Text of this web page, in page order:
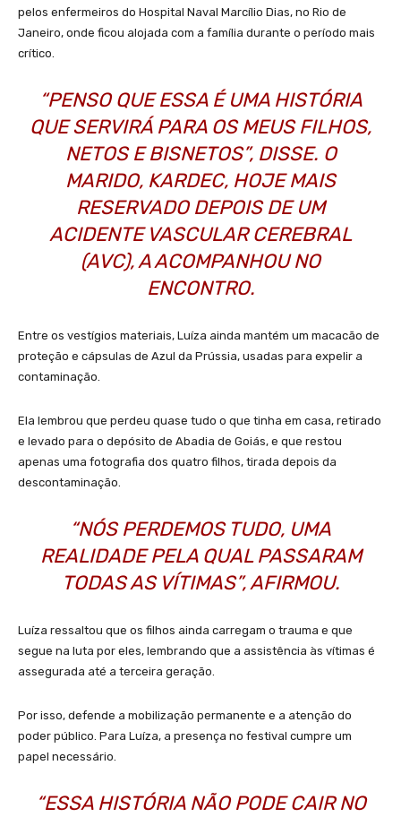
pelos enfermeiros do Hospital Naval Marcílio Dias, no Rio de
Janeiro, onde ficou alojada com a família durante o período mais
crítico.
“PENSO QUE ESSA É UMA HISTÓRIA
QUE SERVIRÁ PARA OS MEUS FILHOS,
NETOS E BISNETOS”, DISSE. O
MARIDO, KARDEC, HOJE MAIS
RESERVADO DEPOIS DE UM
ACIDENTE VASCULAR CEREBRAL
(AVC), A ACOMPANHOU NO
ENCONTRO.
Entre os vestígios materiais, Luíza ainda mantém um macacão de
proteção e cápsulas de Azul da Prússia, usadas para expelir a
contaminação.
Ela lembrou que perdeu quase tudo o que tinha em casa, retirado
e levado para o depósito de Abadia de Goiás, e que restou
apenas uma fotografia dos quatro filhos, tirada depois da
descontaminação.
“NÓS PERDEMOS TUDO, UMA
REALIDADE PELA QUAL PASSARAM
TODAS AS VÍTIMAS”, AFIRMOU.
Luíza ressaltou que os filhos ainda carregam o trauma e que
segue na luta por eles, lembrando que a assistência às vítimas é
assegurada até a terceira geração.
Por isso, defende a mobilização permanente e a atenção do
poder público. Para Luíza, a presença no festival cumpre um
papel necessário.
“ESSA HISTÓRIA NÃO PODE CAIR NO